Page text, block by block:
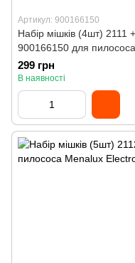
Артикул: 900166150
Набір мішків (4шт) 2111
900166150 для
299 грн
В наявності